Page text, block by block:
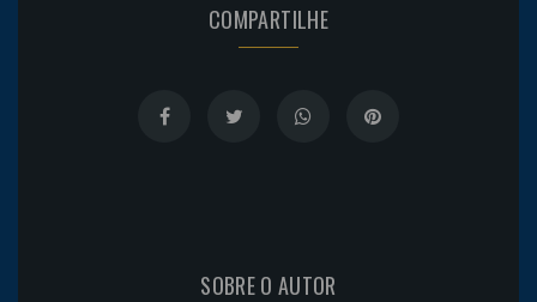
COMPARTILHE
SOBRE O AUTOR